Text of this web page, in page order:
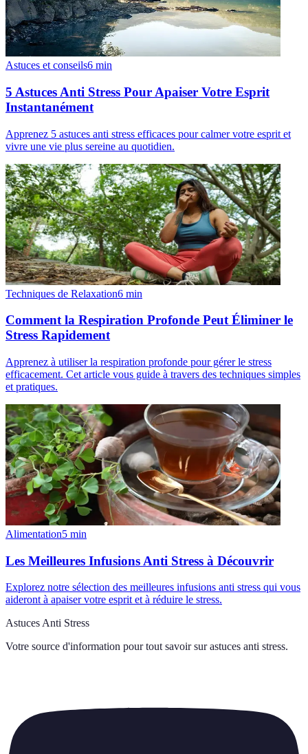
Astuces et conseils6 min
5 Astuces Anti Stress Pour Apaiser Votre Esprit
Instantanément
Apprenez 5 astuces anti stress efficaces pour calmer votre esprit et
vivre une vie plus sereine au quotidien.
Techniques de Relaxation6 min
Comment la Respiration Profonde Peut Éliminer le
Stress Rapidement
Apprenez à utiliser la respiration profonde pour gérer le stress
efficacement. Cet article vous guide à travers des techniques simples
et pratiques.
Alimentation5 min
Les Meilleures Infusions Anti Stress à Découvrir
Explorez notre sélection des meilleures infusions anti stress qui vous
aideront à apaiser votre esprit et à réduire le stress.
Astuces Anti Stress
Votre source d'information pour tout savoir sur astuces anti stress.